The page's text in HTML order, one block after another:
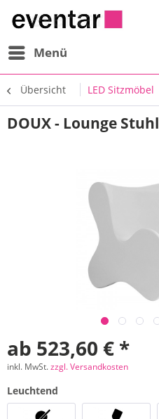
Menü
Übersicht LED Sitzmöbel
DOUX - Lounge Stuhl
ab 523,60 € *
inkl. MwSt.zzgl. Versandkosten
Leuchtend